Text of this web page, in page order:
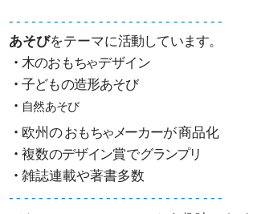
- - - - - - - - - - - - - - - -​ - - - - - - - - - - - - -
あそびをテーマに活動しています。
・木のおもちゃデザイン
・子どもの造形あそび
・ 自然あそび
・ 欧州の​おもちゃメーカーが商品化
・複数のデザイン賞でグランプリ
・雑誌連載​や著書多数
- - - - - - - - - - - - - - - -​ - - - - - - - - - - - - -